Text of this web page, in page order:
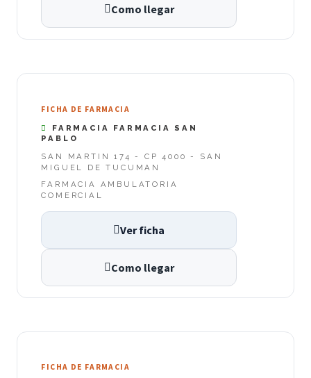
Como llegar
FICHA DE FARMACIA
FARMACIA FARMACIA SAN
PABLO
SAN MARTIN 174 - CP 4000 - SAN
MIGUEL DE TUCUMAN
FARMACIA AMBULATORIA
COMERCIAL
Ver ficha
Como llegar
FICHA DE FARMACIA